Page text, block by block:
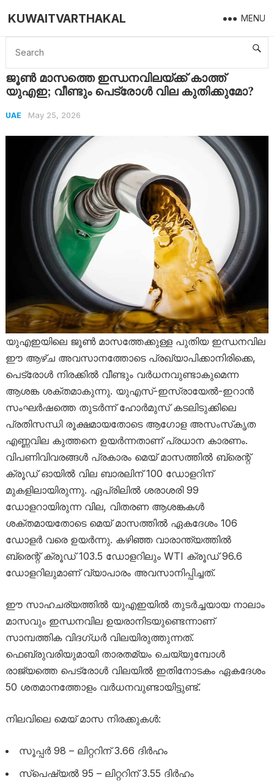
KUWAITVARTHAKAL MENU
Home UAE ജൂൺ മാസത്തെ ഇന്ധനവിലയ്ക്ക് കാത്ത് യുഎഇ; വീണ്ടും പെട്രോൾ വില കുതിക്കുമോ?
ജൂൺ മാസത്തെ ഇന്ധനവിലയ്ക്ക് കാത്ത്
യുഎഇ; വീണ്ടും പെട്രോൾ വില കുതിക്കുമോ?
UAE May 25, 2026
യുഎഇയിലെ ജൂൺ മാസത്തേക്കുള്ള പുതിയ ഇന്ധനവില
ഈ ആഴ്ച അവസാനത്തോടെ പ്രഖ്യാപിക്കാനിരിക്കെ,
പെട്രോൾ നിരക്കിൽ വീണ്ടും വർധനവുണ്ടാകുമെന്ന
ആശങ്ക ശക്തമാകുന്നു. യുഎസ്-ഇസ്രായേൽ-ഇറാൻ
സംഘർഷത്തെ തുടർന്ന് ഹോർമുസ് കടലിടുക്കിലെ
പ്രതിസന്ധി രൂക്ഷമായതോടെ ആഗോള അസംസ്‌കൃത
എണ്ണവില കുത്തനെ ഉയർന്നതാണ് പ്രധാന കാരണം.
വിപണിവിവരങ്ങൾ പ്രകാരം മെയ് മാസത്തിൽ ബ്രെന്റ്
ക്രൂഡ് ഓയിൽ വില ബാരലിന് 100 ഡോളറിന്
മുകളിലായിരുന്നു. ഏപ്രിലിൽ ശരാശരി 99
ഡോളറായിരുന്ന വില, വിതരണ ആശങ്കകൾ
ശക്തമായതോടെ മെയ് മാസത്തിൽ ഏകദേശം 106
ഡോളർ വരെ ഉയർന്നു. കഴിഞ്ഞ വാരാന്ത്യത്തിൽ
ബ്രെന്റ് ക്രൂഡ് 103.5 ഡോളറിലും WTI ക്രൂഡ് 96.6
ഡോളറിലുമാണ് വ്യാപാരം അവസാനിപ്പിച്ചത്.
ഈ സാഹചര്യത്തിൽ യുഎഇയിൽ തുടർച്ചയായ നാലാം
മാസവും ഇന്ധനവില ഉയരാനിടയുണ്ടെന്നാണ്
സാമ്പത്തിക വിദഗ്ധർ വിലയിരുത്തുന്നത്.
ഫെബ്രുവരിയുമായി താരതമ്യം ചെയ്യുമ്പോൾ
രാജ്യത്തെ പെട്രോൾ വിലയിൽ ഇതിനോടകം ഏകദേശം
50 ശതമാനത്തോളം വർധനവുണ്ടായിട്ടുണ്ട്.
നിലവിലെ മെയ് മാസ നിരക്കുകൾ:
സൂപ്പർ 98 – ലിറ്ററിന് 3.66 ദിർഹം
സ്പെഷ്യൽ 95 – ലിറ്ററിന് 3.55 ദിർഹം